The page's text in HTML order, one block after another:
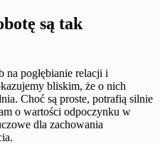
są tak
na pogłębianie relacji i
bliskim, że o nich
Choć są proste, potrafią silnie
o wartości odpoczynku w
dla zachowania